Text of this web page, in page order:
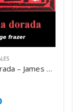
La rama dorada – James George Frazer